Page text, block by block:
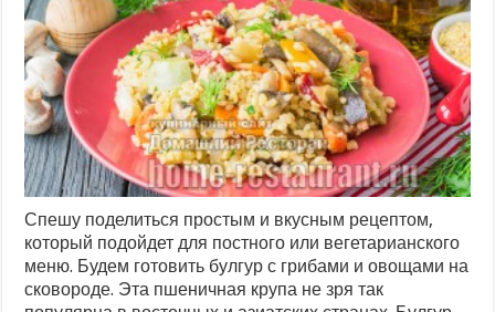
Спешу поделиться простым и вкусным рецептом,
который подойдет для постного или вегетарианского
меню. Будем готовить булгур с грибами и овощами на
сковороде. Эта пшеничная крупа не зря так